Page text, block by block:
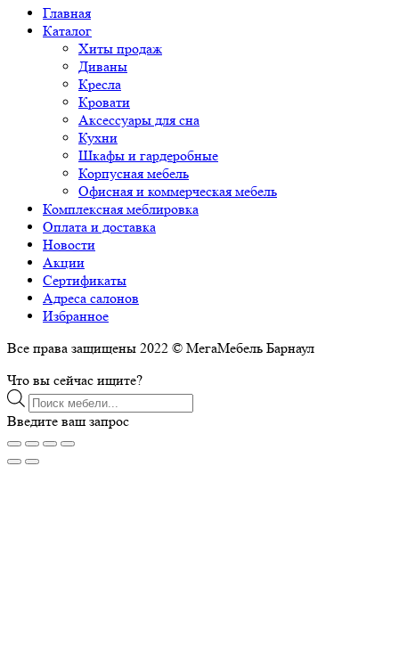
Главная
Каталог
Хиты продаж
Диваны
Кресла
Кровати
Аксессуары для сна
Кухни
Шкафы и гардеробные
Корпусная мебель
Офисная и коммерческая мебель
Комплексная меблировка
Оплата и доставка
Новости
Акции
Сертификаты
Адреса салонов
Избранное
Все права защищены 2022 © МегаМебель Барнаул
Что вы сейчас ищите?
Поиск
товаров
Введите ваш запрос